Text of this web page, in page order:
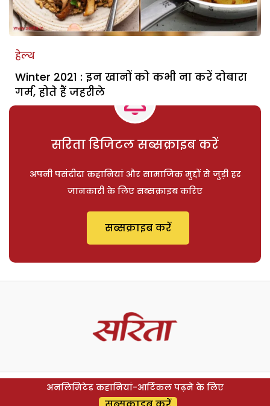
हेल्थ
Winter 2021 : इन खानों को कभी ना करें दोबारा
गर्म, होते हैं जहरीले
सरिता डिजिटल सब्सक्राइब करें
अपनी पसंदीदा कहानियां और सामाजिक मुद्दों से जुड़ी हर
जानकारी के लिए सब्सक्राइब करिए
सब्सक्राइब करें
अनलिमिटेड कहानियां-आर्टिकल पढ़ने के लिए